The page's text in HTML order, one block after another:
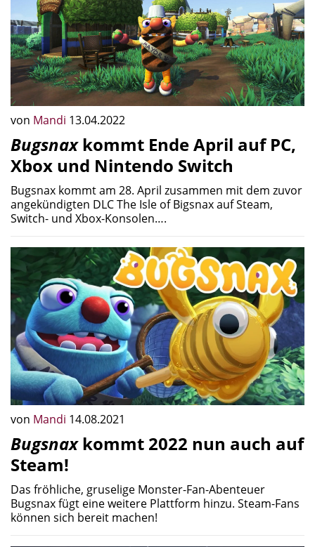
von Mandi 13.04.2022
Bugsnaxkommt Ende April auf PC,
Xbox und Nintendo Switch
Bugsnax kommt am 28. April zusammen mit dem zuvor
angekündigten DLC The Isle of Bigsnax auf Steam,
Switch- und Xbox-Konsolen….
von Mandi 14.08.2021
Bugsnaxkommt 2022 nun auch auf
Steam!
Das fröhliche, gruselige Monster-Fan-Abenteuer
Bugsnax fügt eine weitere Plattform hinzu. Steam-Fans
können sich bereit machen!